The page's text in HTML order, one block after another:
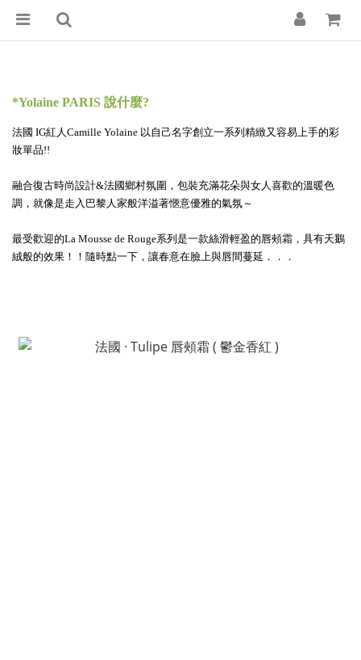
*Yolaine PARIS 說什麼?
法國 IG紅人Camille Yolaine 以自己名字創立一系列精緻又容易上手的彩
妝單品!!
融合復古時尚設計&法國鄉村氛圍，包裝充滿花朵與女人喜歡的溫暖色
調，就像是走入巴黎人家般洋溢著愜意優雅的氣氛～
最受歡迎的La Mousse de Rouge系列是一款絲滑輕盈的唇頰霜，具有天鵝
絨般的效果！！隨時點一下，讓春意在臉上與唇間蔓延．．．